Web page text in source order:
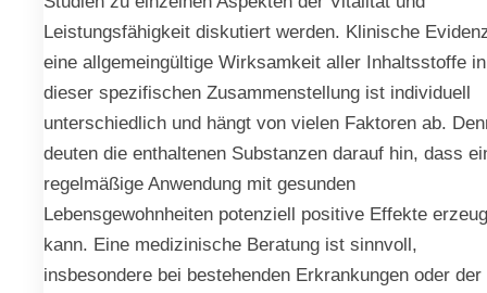
Leistungsfähigkeit diskutiert werden. Klinische
eine allgemeingültige Wirksamkeit aller Inhaltsstoffe in
dieser spezifischen Zusammenstellung ist individuell
unterschiedlich und hängt von vielen Faktoren ab.
deuten die enthaltenen Substanzen darauf hin, dass
regelmäßige Anwendung mit gesunden
Lebensgewohnheiten potenziell positive Effekte
kann. Eine medizinische Beratung ist sinnvoll,
insbesondere bei bestehenden Erkrankungen oder der